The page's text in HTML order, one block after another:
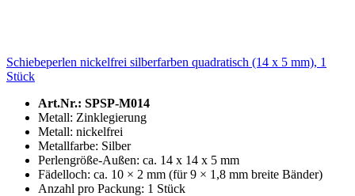
Schiebeperlen nickelfrei silberfarben quadratisch (14 x 5 mm), 1
Stück
Art.Nr.: SPSP-M014
Metall: Zinklegierung
Metall: nickelfrei
Metallfarbe: Silber
Perlengröße-Außen: ca. 14 x 14 x 5 mm
Fädelloch: ca. 10 × 2 mm (für 9 × 1,8 mm breite Bänder)
Anzahl pro Packung: 1 Stück